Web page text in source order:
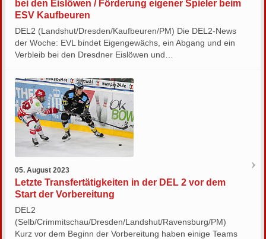
bei den Eislöwen / Förderung eigener Spieler beim
ESV Kaufbeuren
DEL2 (Landshut/Dresden/Kaufbeuren/PM) Die DEL2-News
der Woche: EVL bindet Eigengewächs, ein Abgang und ein
Verbleib bei den Dresdner Eislöwen und…
05. August 2023
Letzte Transfertätigkeiten in der DEL 2 vor dem
Start der Vorbereitung
DEL2
(Selb/Crimmitschau/Dresden/Landshut/Ravensburg/PM)
Kurz vor dem Beginn der Vorbereitung haben einige Teams